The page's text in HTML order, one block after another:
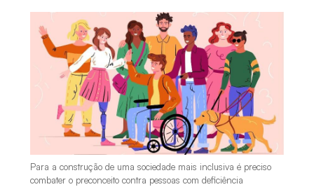
Para a construção de uma sociedade mais inclusiva é preciso
combater o preconceito contra pessoas com deficiência